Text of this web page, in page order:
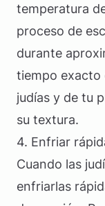
temperatura
proceso de
durante
tiempo exacto
judías y de tu
su textura.
4. Enfriar
Cuando las
enfriarlas